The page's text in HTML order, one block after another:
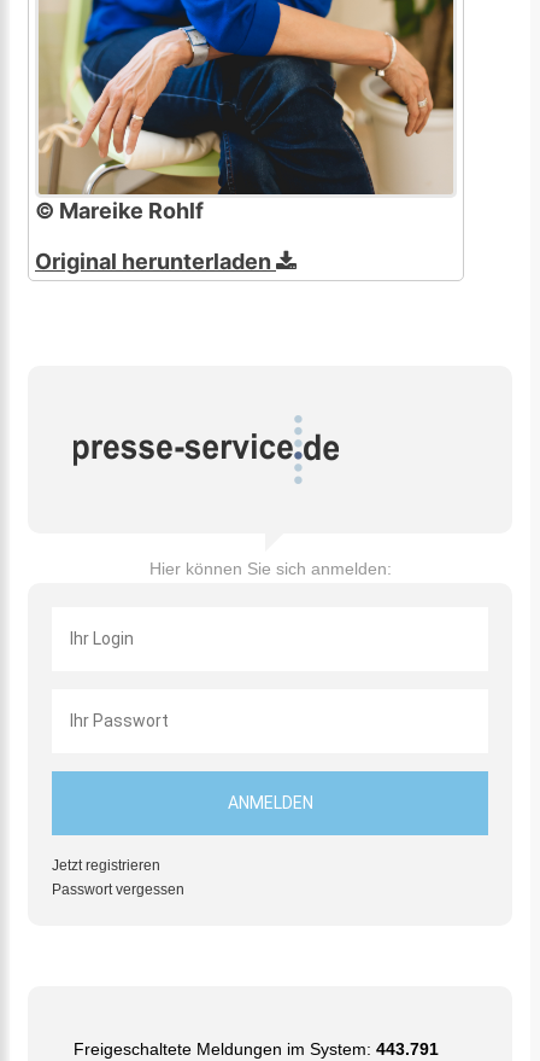
© Mareike Rohlf
Original herunterladen
Hier können Sie sich anmelden:
Jetzt registrieren
Passwort vergessen
Freigeschaltete Meldungen im System: 443.791